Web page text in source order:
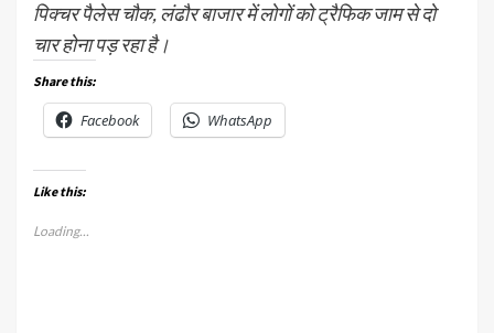
पिक्चर पैलेस चौक, लंढौर बाजार में लोगों को ट्रैफिक जाम से दो
चार होना पड़ रहा है।
Share this:
Facebook WhatsApp
Like this:
Loading...